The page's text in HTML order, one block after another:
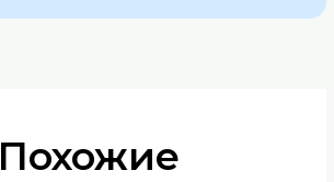
Похожие